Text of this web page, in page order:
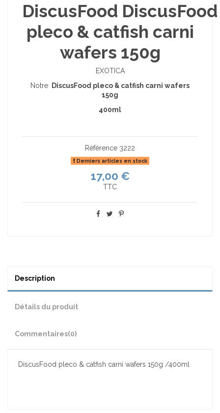
DiscusFood DiscusFood
pleco & catfish carni
wafers 150g
EXOTICA
Notre
DiscusFood pleco & catfish carni wafers
150g
400ml
Référence 3222
Derniers articles en stock
17,00 €
TTC
Description
Détails du produit
Commentaires(0)
DiscusFood pleco & catfish carni wafers 150g /400ml